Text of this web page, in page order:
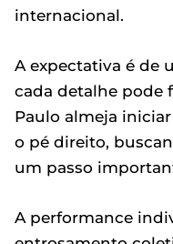
internacional.
A expectativa é de
cada detalhe pode
Paulo almeja
o pé direito,
um passo
A performance